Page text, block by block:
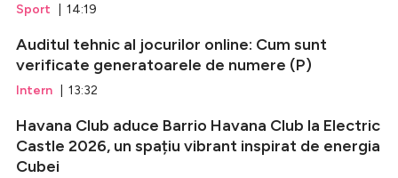
Sport | 14:19
Auditul tehnic al jocurilor online: Cum sunt
verificate generatoarele de numere (P)
Intern | 13:32
Havana Club aduce Barrio Havana Club la Electric
Castle 2026, un spațiu vibrant inspirat de energia
Cubei